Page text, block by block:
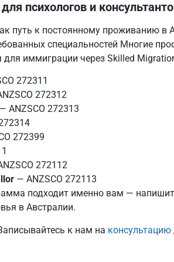
психологов и
путь к постоянному проживанию
специальностей Многие
для иммиграции через Skilled
272311
272312
— ANZSCO 272313
272399
272112
— ANZSCO 272113
подходит именно вам —
в Австралии.
к нам на консультацию